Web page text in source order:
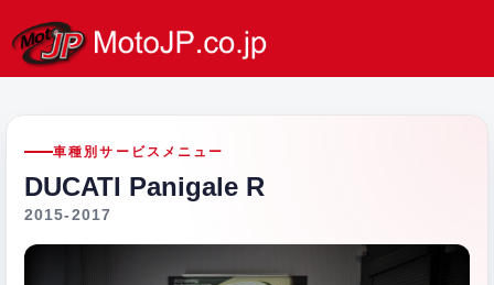
車種別サービスメニュー
DUCATI Panigale R
2015-2017